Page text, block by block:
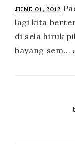
JUNE 01, 2012